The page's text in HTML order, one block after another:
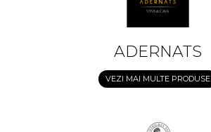
ADERNATS
VEZI MAI MULTE PRODUSE